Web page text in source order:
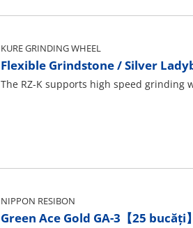
KURE GRINDING WHEEL
Flexible Grindstone / Silver
The RZ-K supports high speed grinding
NIPPON RESIBON
Green Ace Gold GA-3【25 bucăți】